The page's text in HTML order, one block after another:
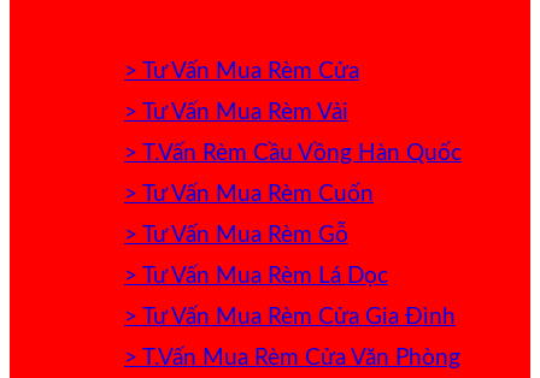
> Tư Vấn Mua Rèm Cửa
> Tư Vấn Mua Rèm Vải
> T.Vấn Rèm Cầu Vồng Hàn Quốc
> Tư Vấn Mua Rèm Cuốn
> Tư Vấn Mua Rèm Gỗ
> Tư Vấn Mua Rèm Lá Dọc
> Tư Vấn Mua Rèm Cửa Gia Đình
> T.Vấn Mua Rèm Cửa Văn Phòng